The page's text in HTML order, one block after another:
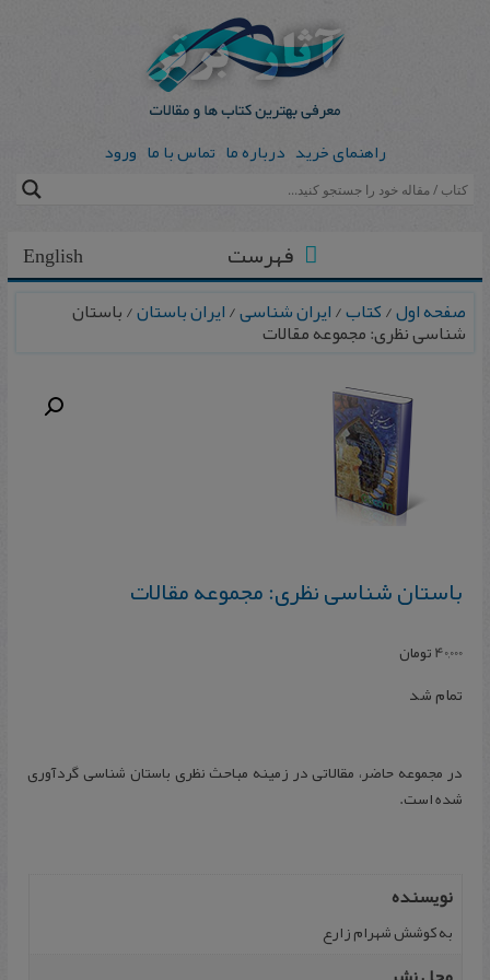
راهنمای خرید درباره ما تماس با ما ورود
English فهرست
صفحه اول/کتاب/ایران شناسی/ایران باستان/ باستان
شناسی نظری: مجموعه مقالات
باستان شناسی نظری: مجموعه مقالات
40,000تومان
تمام شد
در مجموعه حاضر، مقالاتی در زمینه مباحث نظری باستان‌ شناسی گردآوری
شده است.
نویسنده
به کوشش شهرام زارع